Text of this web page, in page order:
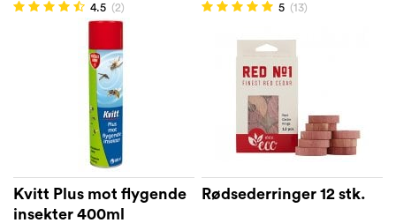
4.5 (2)
Kvitt Plus mot flygende
insekter 400ml
5 (13)
Rødsederringer 12 stk.